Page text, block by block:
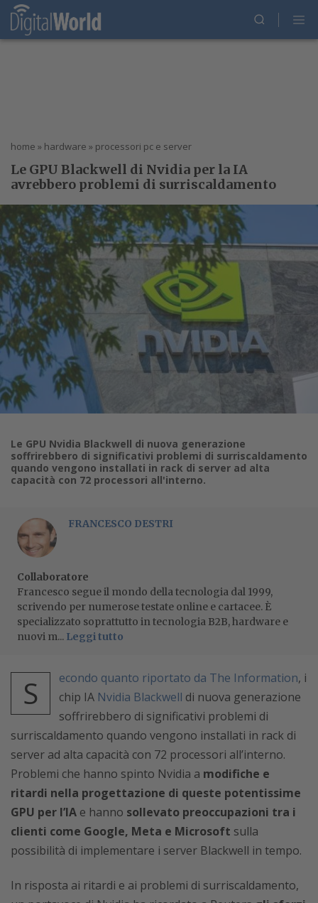
home » hardware » processori pc e server
Le GPU Blackwell di Nvidia per la IA
avrebbero problemi di surriscaldamento
Le GPU Nvidia Blackwell di nuova generazione
soffrirebbero di significativi problemi di surriscaldamento
quando vengono installati in rack di server ad alta
capacità con 72 processori all'interno.
FRANCESCO DESTRI
Collaboratore
Francesco segue il mondo della tecnologia dal 1999,
scrivendo per numerose testate online e cartacee. È
specializzato soprattutto in tecnologia B2B, hardware e
nuovi m... Leggi tutto
S econdo quanto riportato da The Information, i
chip IA Nvidia Blackwell di nuova generazione
soffrirebbero di significativi problemi di
surriscaldamento quando vengono installati in rack di
server ad alta capacità con 72 processori all’interno.
Problemi che hanno spinto Nvidia a modifiche e
ritardi nella progettazione di queste potentissime
GPU per l’IA e hanno sollevato preoccupazioni tra i
clienti come Google, Meta e Microsoft sulla
possibilità di implementare i server Blackwell in tempo.
In risposta ai ritardi e ai problemi di surriscaldamento,